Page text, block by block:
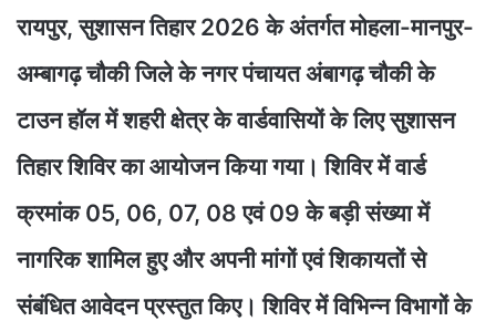
रायपुर, सुशासन तिहार 2026 के अंतर्गत मोहला-मानपुर-
अम्बागढ़ चौकी जिले के नगर पंचायत अंबागढ़ चौकी के
टाउन हॉल में शहरी क्षेत्र के वार्डवासियों के लिए सुशासन
तिहार शिविर का आयोजन किया गया। शिविर में वार्ड
क्रमांक 05, 06, 07, 08 एवं 09 के बड़ी संख्या में
नागरिक शामिल हुए और अपनी मांगों एवं शिकायतों से
संबंधित आवेदन प्रस्तुत किए। शिविर में विभिन्न विभागों के